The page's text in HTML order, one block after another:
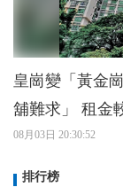
皇崗變「黃金崗」 周邊
舖難求
08月03日 20:30:52
排行榜